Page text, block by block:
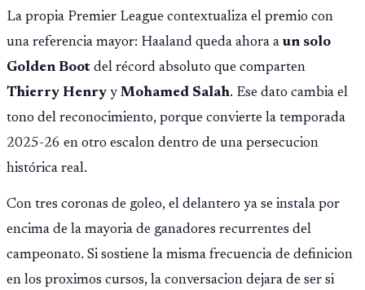
La propia Premier League contextualiza el premio con
una referencia mayor: Haaland queda ahora a un solo
Golden Boot del récord absoluto que comparten
Thierry Henry y Mohamed Salah. Ese dato cambia el
tono del reconocimiento, porque convierte la temporada
2025-26 en otro escalon dentro de una persecucion
histórica real.
Con tres coronas de goleo, el delantero ya se instala por
encima de la mayoria de ganadores recurrentes del
campeonato. Si sostiene la misma frecuencia de definicion
en los proximos cursos, la conversacion dejara de ser si